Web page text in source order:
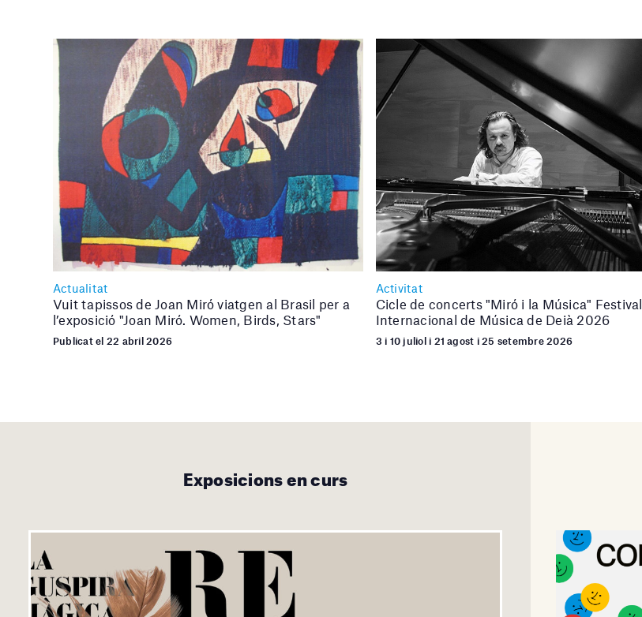
Actualitat
Vuit tapissos de Joan Miró viatgen al Brasil per a
l’exposició "Joan Miró. Women, Birds, Stars"
Publicat el 22 abril 2026
Activitat
Cicle de concerts "Miró i la Música" Festival
Internacional de Música de Deià 2026
3 i 10 juliol i 21 agost i 25 setembre 2026
Exposicions en curs